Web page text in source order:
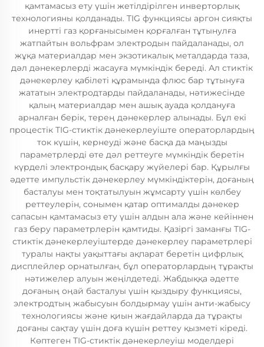
қамтамасыз ету үшін жетілдірілген инверторлық
технологияны қолданады. TIG функциясы аргон сияқты
инертті газ қорғанысымен қорғалған тұтынулға
жатпайтын вольфрам электродын пайдаланады, ол
жұқа материалдар мен экзотикалық металдарда таза,
дәл дәнекерлерді жасауға мүмкіндік береді. Ал стиктік
дәнекерлеу қабілеті құрамында флюс бар тұтынуға
жататын электродтарды пайдаланады, нәтижесінде
қалың материалдар мен ашық ауада қолдануға
арналған берік, терең дәнекерлер алынады. Бұл екі
процестік TIG-стиктік дәнекерлеуіште операторлардың
ток күшін, кернеуді және басқа да маңызды
параметрлерді өте дәл реттеуге мүмкіндік беретін
күрделі электрондық басқару жүйелері бар. Құрылғы
әдетте импульстік дәнекерлеу мүмкіндіктерін, доғаның
басталуы мен тоқтатылуын жұмсарту үшін көлбеу
реттеулерін, сонымен қатар оптималды дәнекер
сапасын қамтамасыз ету үшін алдын ала және кейіннен
газ беру параметрлерін қамтиды. Қазіргі заманғы TIG-
стиктік дәнекерлеуіштерде дәнекерлеу параметрлері
туралы нақты уақыттағы ақпарат беретін цифрлық
дисплейлер орнатылған, бұл операторлардың тұрақты
нәтижелер алуын жеңілдетеді. Жабдыққа әдетте
доғаның оңай басталуы үшін қыздыру функциясы,
электродтың жабысуын болдырмау үшін анти-жабысу
технологиясы және қиын жағдайларда да тұрақты
доғаны сақтау үшін доға күшін реттеу қызметі кіреді.
Көптеген TIG-стиктік дәнекерлеуіш моделдері